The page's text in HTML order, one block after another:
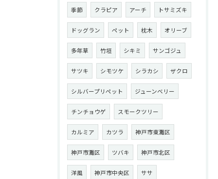
季節 クラピア アーチ トサミズキ
ドッグラン ペット 枕木 オリーブ
多年草 竹垣 シキミ サンゴジュ
サツキ シモツケ シラカシ ザクロ
シルバープリペット ジューンベリー
チンチョウゲ スモークツリー
カルミア カツラ 神戸市東灘区
神戸市灘区 ツバキ 神戸市北区
洋風 神戸市中央区 ササ